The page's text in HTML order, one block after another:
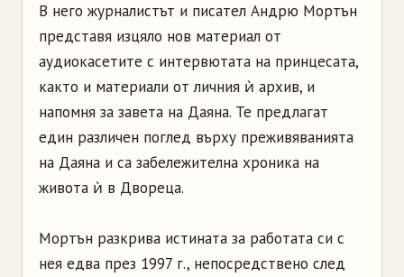
В него журналистът и писател Андрю Мортън
представя изцяло нов материал от
аудиокасетите с интервютата на принцесата,
както и материали от личния ѝ архив, и
напомня за завета на Даяна. Те предлагат
един различен поглед върху преживяванията
на Даяна и са забележителна хроника на
живота ѝ в Двореца.
Мортън разкрива истината за работата си с
нея едва през 1997 г., непосредствено след